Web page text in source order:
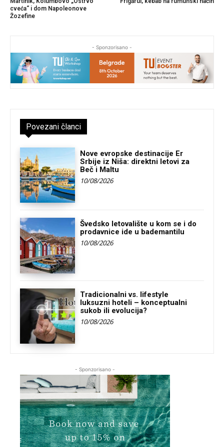
cveća“ i dom Napoleonove
Žozefine
- Sponzorisano -
Povezani članci
Nove evropske destinacije Er
Srbije iz Niša: direktni letovi za
Beč i Maltu
10/08/2026
Švedsko letovalište u kom se i do
prodavnice ide u bademantilu
10/08/2026
Tradicionalni vs. lifestyle
luksuzni hoteli – konceptualni
sukob ili evolucija?
10/08/2026
- Sponzorisano -